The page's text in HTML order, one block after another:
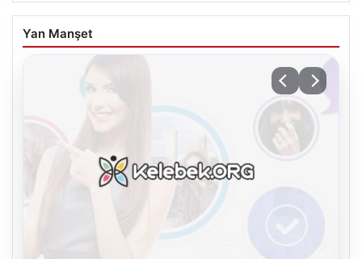
Yan Manşet